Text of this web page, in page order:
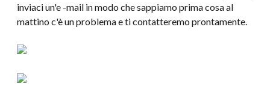
inviaci un'e -mail in modo che sappiamo prima cosa al
mattino c'è un problema e ti contatteremo prontamente.